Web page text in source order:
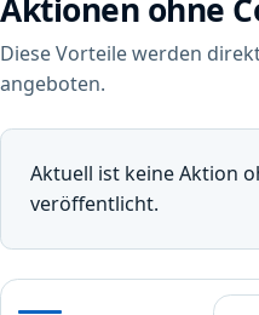
Aktionen ohne
Diese Vorteile werden
angeboten.
Aktuell ist keine Aktion
veröffentlicht.